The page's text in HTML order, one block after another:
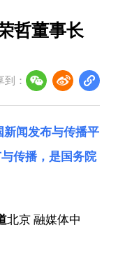
哲董事长
到：
新闻发布与传播平
传播，是国务院
北京 融媒体中